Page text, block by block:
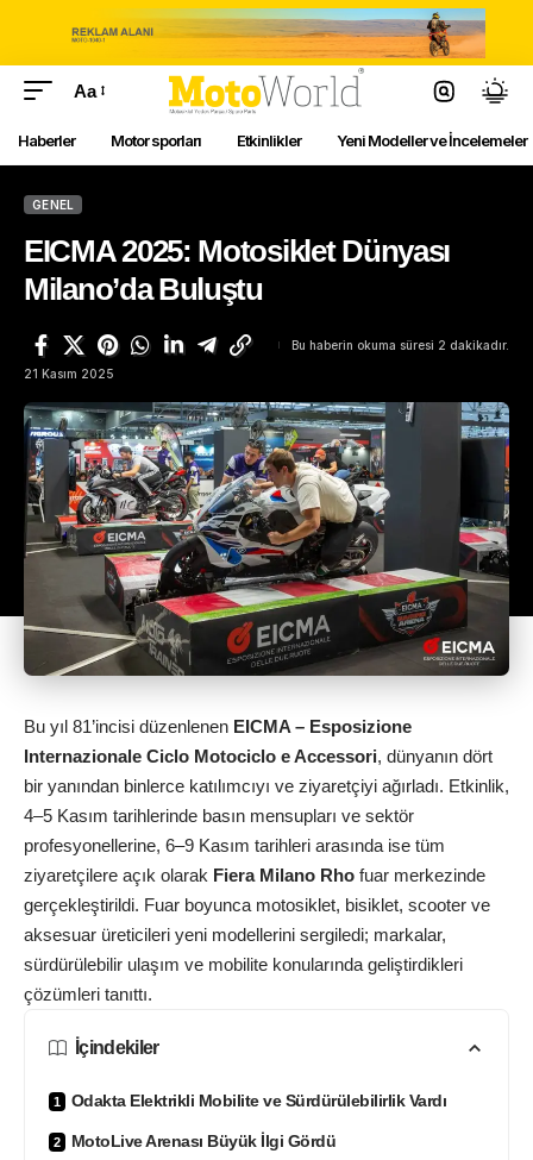
Aa
Haberler Motor sporları Etkinlikler Yeni Modeller ve İncelemeler
GENEL
EICMA 2025: Motosiklet Dünyası
Milano’da Buluştu
21 Kasım 2025
Bu haberin okuma süresi 2 dakikadır.
Bu yıl 81’incisi düzenlenen EICMA – Esposizione
Internazionale Ciclo Motociclo e Accessori, dünyanın dört
bir yanından binlerce katılımcıyı ve ziyaretçiyi ağırladı. Etkinlik,
4–5 Kasım tarihlerinde basın mensupları ve sektör
profesyonellerine, 6–9 Kasım tarihleri arasında ise tüm
ziyaretçilere açık olarak Fiera Milano Rho fuar merkezinde
gerçekleştirildi. Fuar boyunca motosiklet, bisiklet, scooter ve
aksesuar üreticileri yeni modellerini sergiledi; markalar,
sürdürülebilir ulaşım ve mobilite konularında geliştirdikleri
çözümleri tanıttı.
İçindekiler
Odakta Elektrikli Mobilite ve Sürdürülebilirlik Vardı
MotoLive Arenası Büyük İlgi Gördü